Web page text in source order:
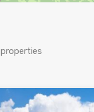
properties